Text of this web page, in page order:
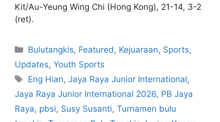
Kit/Au-Yeung Wing Chi (Hong Kong), 21-14, 3-2
(ret).
Bulutangkis, Featured , Kejuaraan, Sports,
Updates, Youth Sports
Eng Hian,Jaya Raya Junior International,
Jaya Raya Junior International 2026, PB Jaya
Raya, pbsi, Susy Susanti, Turnamen bulu